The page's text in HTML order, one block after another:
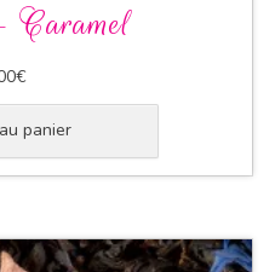
Caramel
€
panier